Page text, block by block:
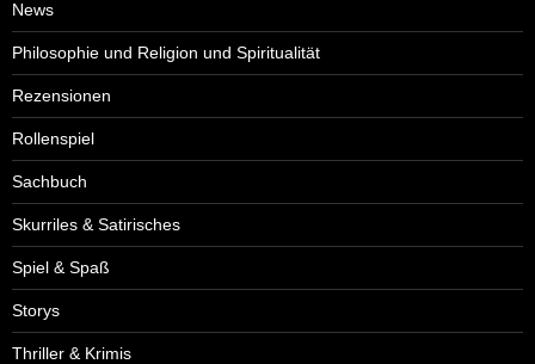
News
Philosophie und Religion und Spiritualität
Rezensionen
Rollenspiel
Sachbuch
Skurriles & Satirisches
Spiel & Spaß
Storys
Thriller & Krimis